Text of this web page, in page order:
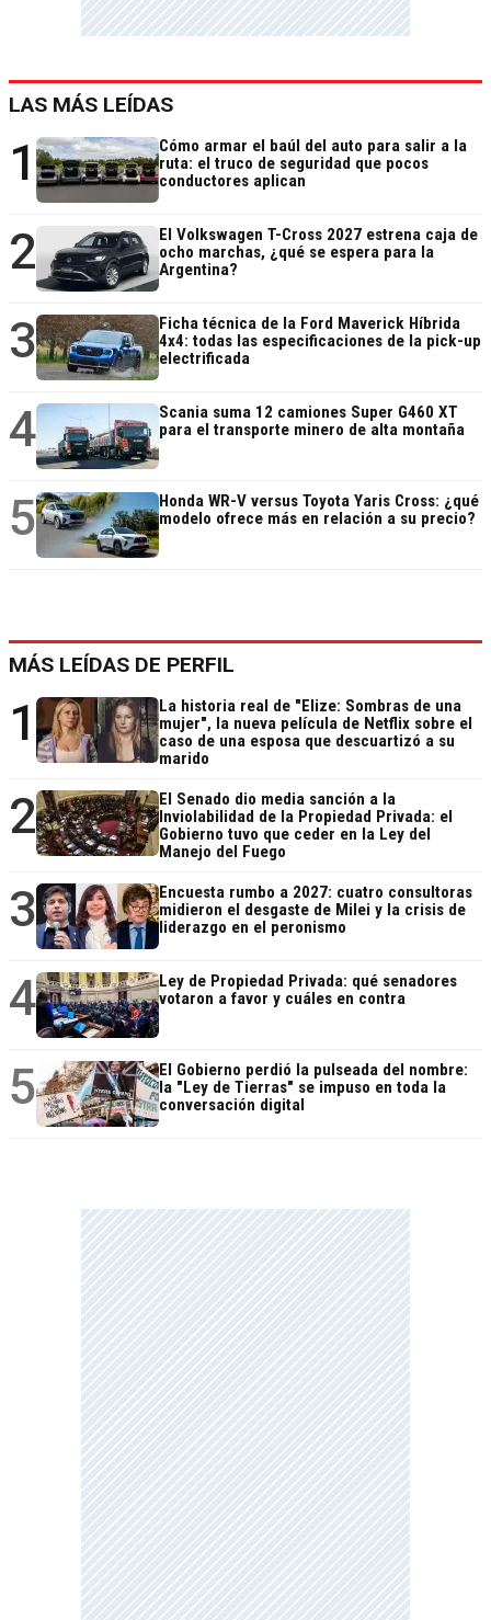
LAS MÁS LEÍDAS
1
Cómo armar el baúl del auto para salir a la
ruta: el truco de seguridad que pocos
conductores aplican
2
El Volkswagen T-Cross 2027 estrena caja de
ocho marchas, ¿qué se espera para la
Argentina?
3
Ficha técnica de la Ford Maverick Híbrida
4x4: todas las especificaciones de la pick-up
electrificada
4
Scania suma 12 camiones Super G460 XT
para el transporte minero de alta montaña
5
Honda WR-V versus Toyota Yaris Cross: ¿qué
modelo ofrece más en relación a su precio?
MÁS LEÍDAS DE PERFIL
1
La historia real de "Elize: Sombras de una
mujer", la nueva película de Netflix sobre el
caso de una esposa que descuartizó a su
marido
2
El Senado dio media sanción a la
Inviolabilidad de la Propiedad Privada: el
Gobierno tuvo que ceder en la Ley del
Manejo del Fuego
3
Encuesta rumbo a 2027: cuatro consultoras
midieron el desgaste de Milei y la crisis de
liderazgo en el peronismo
4
Ley de Propiedad Privada: qué senadores
votaron a favor y cuáles en contra
5
El Gobierno perdió la pulseada del nombre:
la "Ley de Tierras" se impuso en toda la
conversación digital